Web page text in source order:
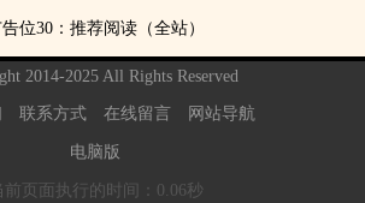
位30：推荐阅读（全站）
2014-2025 All Rights Reserved
联系方式 在线留言 网站导航
电脑版
前页面执行的时间：0.06秒